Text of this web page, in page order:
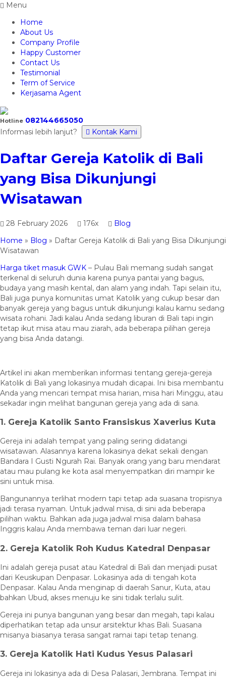
Menu
Home
About Us
Company Profile
Happy Customer
Contact Us
Testimonial
Term of Service
Kerjasama Agent
Hotline 082144665050
Informasi lebih lanjut?
Kontak Kami
Daftar Gereja Katolik di Bali
yang Bisa Dikunjungi
Wisatawan
28 February 2026 176x
Blog
Home » Blog » Daftar Gereja Katolik di Bali yang Bisa Dikunjungi
Wisatawan
Harga tiket masuk GWK – Pulau Bali memang sudah sangat
terkenal di seluruh dunia karena punya pantai yang bagus,
budaya yang masih kental, dan alam yang indah. Tapi selain itu,
Bali juga punya komunitas umat Katolik yang cukup besar dan
banyak gereja yang bagus untuk dikunjungi kalau kamu sedang
wisata rohani. Jadi kalau Anda sedang liburan di Bali tapi ingin
tetap ikut misa atau mau ziarah, ada beberapa pilihan gereja
yang bisa Anda datangi.
Artikel ini akan memberikan informasi tentang gereja-gereja
Katolik di Bali yang lokasinya mudah dicapai. Ini bisa membantu
Anda yang mencari tempat misa harian, misa hari Minggu, atau
sekadar ingin melihat bangunan gereja yang ada di sana.
1. Gereja Katolik Santo Fransiskus Xaverius Kuta
Gereja ini adalah tempat yang paling sering didatangi
wisatawan. Alasannya karena lokasinya dekat sekali dengan
Bandara I Gusti Ngurah Rai. Banyak orang yang baru mendarat
atau mau pulang ke kota asal menyempatkan diri mampir ke
sini untuk misa.
Bangunannya terlihat modern tapi tetap ada suasana tropisnya
jadi terasa nyaman. Untuk jadwal misa, di sini ada beberapa
pilihan waktu. Bahkan ada juga jadwal misa dalam bahasa
Inggris kalau Anda membawa teman dari luar negeri.
2. Gereja Katolik Roh Kudus Katedral Denpasar
Ini adalah gereja pusat atau Katedral di Bali dan menjadi pusat
dari Keuskupan Denpasar. Lokasinya ada di tengah kota
Denpasar. Kalau Anda menginap di daerah Sanur, Kuta, atau
bahkan Ubud, akses menuju ke sini tidak terlalu sulit.
Gereja ini punya bangunan yang besar dan megah, tapi kalau
diperhatikan tetap ada unsur arsitektur khas Bali. Suasana
misanya biasanya terasa sangat ramai tapi tetap tenang.
3. Gereja Katolik Hati Kudus Yesus Palasari
Gereja ini lokasinya ada di Desa Palasari, Jembrana. Tempat ini